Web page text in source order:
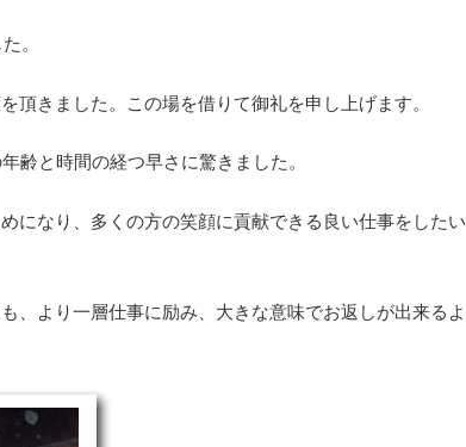
。
頂きました。この場を借りて御礼を申し上げます。
齢と時間の経つ早さに驚きました。
になり、多くの方の笑顔に貢献できる良い仕事をしたい
、より一層仕事に励み、大きな意味でお返しが出来るよ